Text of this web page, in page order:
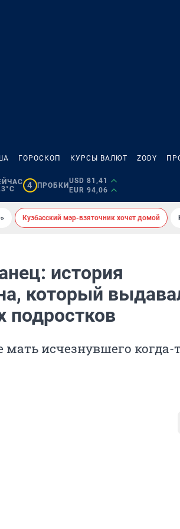
ГОРОСКОП КУРСЫ ВАЛЮТ ZODY
4 ПРОБКИ
USD 81,41
EUR 94,06
Кузбасский мэр-взяточник хочет домой
история
который
подростков
исчезнувшего когда-